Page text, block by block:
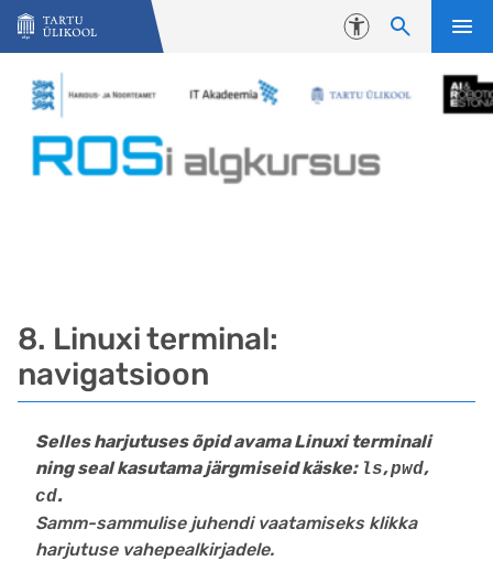
Liigu edasi põhisisu juurde
Juurdepääsetavus
8. Linuxi terminal:
navigatsioon
Selles harjutuses õpid avama Linuxi terminali
ning seal kasutama järgmiseid käske: ls,pwd,
cd.
Samm-sammulise juhendi vaatamiseks klikka
harjutuse vahepealkirjadele.